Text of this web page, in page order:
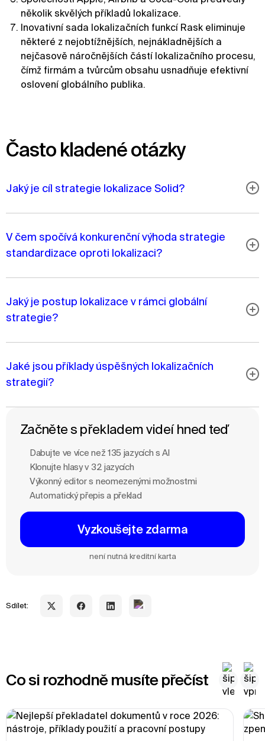
několik skvělých příkladů lokalizace.
Inovativní sada lokalizačních funkcí Rask eliminuje
některé z nejobtížnějších, nejnákladnějších a
nejčasově náročnějších částí lokalizačního procesu,
čímž firmám a tvůrcům obsahu usnadňuje efektivní
oslovení globálního publika.
Často kladené otázky
Jaký je cíl strategie lokalizace Solid?
V čem spočívá konkurenční výhoda strategie
standardizace oproti lokalizaci?
Jaký je postup lokalizace v rámci globální
strategie?
Jaké jsou příklady úspěšných lokalizačních
strategií?
Začněte s překladem videí hned teď
Dabujte ve více než 135 jazycích s Al
Klonujte hlasy v 32 jazycích
Výkonný editor s neomezenými možnostmi
Automatický přepis a překlad
Vyzkoušejte zdarma
není nutná kreditní karta
Sdílet:
Co si rozhodně musíte přečíst